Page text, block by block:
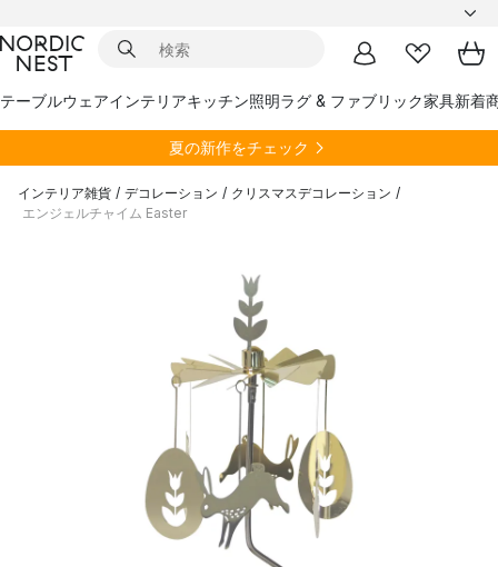
テーブルウェアインテリアキッチン照明ラグ & ファブリック家具新着
夏の新作をチェック
インテリア雑貨 / デコレーション / クリスマスデコレーション /
エンジェルチャイム Easter